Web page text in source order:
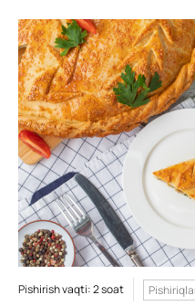
Pishirish vaqti: 2 soat